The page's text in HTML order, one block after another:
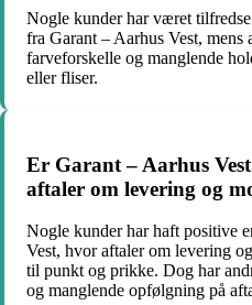
Nogle kunder har været
fra Garant – Aarhus Vest, mens
farveforskelle og manglende
eller fliser.
Er Garant – Aarhus
aftaler om levering og
Nogle kunder har haft positive
Vest, hvor aftaler om levering
til punkt og prikke. Dog har
og manglende opfølgning på